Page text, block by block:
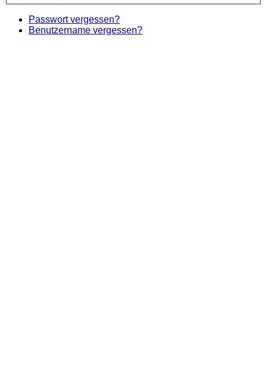
Passwort vergessen?
Benutzername vergessen?